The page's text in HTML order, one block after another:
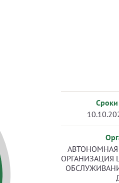
ОРГАНИЗАЦИЯ